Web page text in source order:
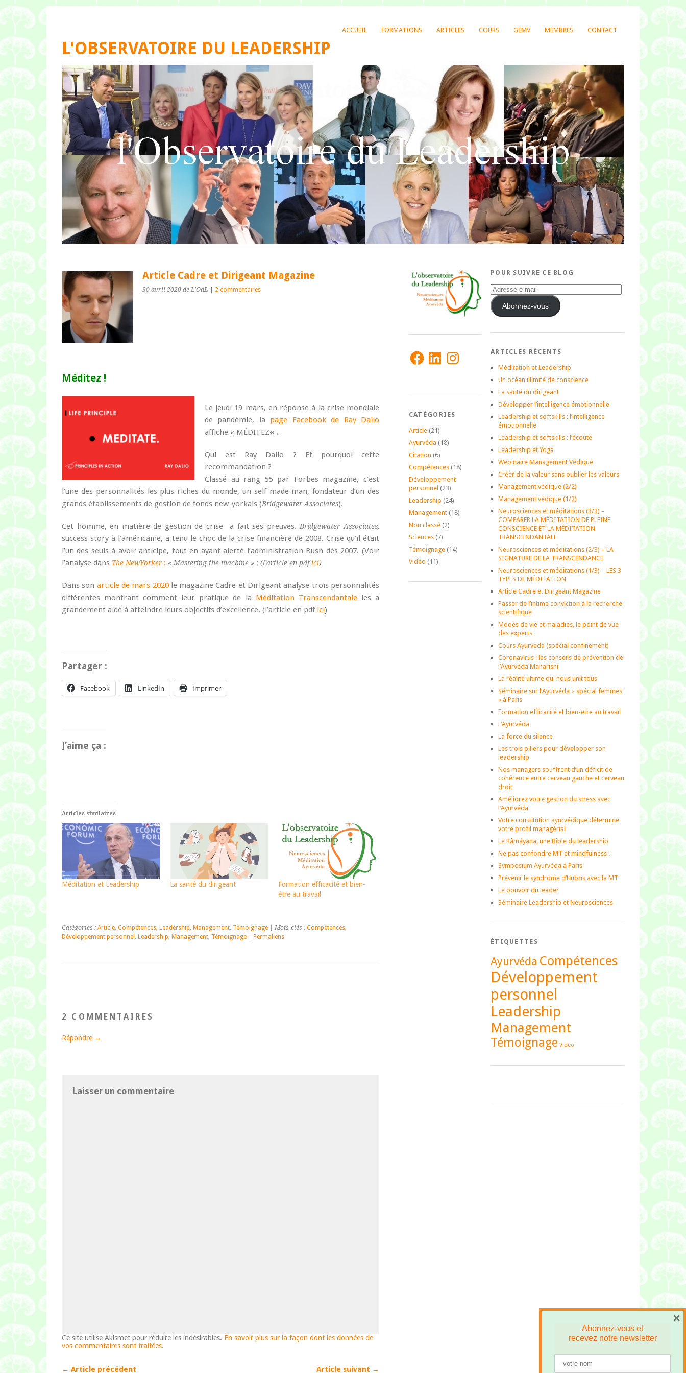
ACCUEIL FORMATIONS ARTICLES COURS GEMV MEMBRES CONTACT
L'OBSERVATOIRE DU LEADERSHIP
Article Cadre et Dirigeant Magazine
30 avril 2020 de L'OdL 2 commentaires
Méditez !
Le jeudi 19 mars, en réponse à la crise mondiale
de pandémie, la page Facebook de Ray Dalio
affiche « MÉDITEZ« .
Qui est Ray Dalio ? Et pourquoi cette
recommandation ?
Classé au rang 55 par Forbes magazine, c’est
l’une des personnalités les plus riches du monde, un self made man, fondateur d’un des
grands établissements de gestion de fonds new-yorkais (Bridgewater Associates).
Cet homme, en matière de gestion de crise a fait ses preuves.Bridgewater Associates,
success story à l’américaine, a tenu le choc de la crise financière de 2008. Crise qu’il était
l’un des seuls à avoir anticipé, tout en ayant alerté l’administration Bush dès 2007. (Voir
l’analyse dans The NewYorker: « Mastering the machine » ; (l’article en pdfici)
Dans son article de mars 2020le magazine Cadre et Dirigeant analyse trois personnalités
différentes montrant comment leur pratique de la Méditation Transcendantaleles a
grandement aidé à atteindre leurs objectifs d’excellence. (l’article en pdf ici)
Partager :
Facebook LinkedIn Imprimer
J’aime ça :
Articles similaires
Méditation et Leadership La santé du dirigeant
Formation efficacité et bien-
être au travail
Catégories : Article, Compétences, Leadership, Management, Témoignage | Mots-clés : Compétences,
Développement personnel , Leadership, Management, Témoignage Permaliens
2 COMMENTAIRES
Répondre →
Laisser un commentaire
Ce site utilise Akismet pour réduire les indésirables. En savoir plus sur la façon dont les données de
vos commentaires sont traitées.
← Article précédent Article suivant →
FacebookLinkedInInstagram
CATÉGORIES
Article(21)
Ayurvéda (18)
Citation (6)
Compétences(18)
Développement
personnel (23)
Leadership (24)
Management(18)
Non classé(2)
Sciences(7)
Témoignage(14)
Vidéo (11)
POUR SUIVRE CE BLOG
Adresse
e-
mail Abonnez-vous
ARTICLES RÉCENTS
Méditation et Leadership
Un océan illimité de conscience
La santé du dirigeant
Développer l’intelligence émotionnelle
Leadership et softskills : l’intelligence
émotionnelle
Leadership et softskills : l’écoute
Leadership et Yoga
Webinaire Management Védique
Créer de la valeur sans oublier les valeurs
Management védique (2/2)
Management védique (1/2)
Neurosciences et méditations (3/3) –
COMPARER LA MÉDITATION DE PLEINE
CONSCIENCE ET LA MÉDITATION
TRANSCENDANTALE
Neurosciences et méditations (2/3) – LA
SIGNATURE DE LA TRANSCENDANCE
Neurosciences et méditations (1/3) – LES 3
TYPES DE MÉDITATION
Article Cadre et Dirigeant Magazine
Passer de l’intime conviction à la recherche
scientifique
Modes de vie et maladies, le point de vue
des experts
Cours Ayurveda (spécial confinement)
Coronavirus : les conseils de prévention de
l’Ayurvéda Maharishi
La réalité ultime qui nous unit tous
Séminaire sur l’Ayurvéda « spécial femmes
» à Paris
Formation efficacité et bien-être au travail
L’Ayurvéda
La force du silence
Les trois piliers pour développer son
leadership
Nos managers souffrent d’un déficit de
cohérence entre cerveau gauche et cerveau
droit
Améliorez votre gestion du stress avec
l’Ayurvéda
Votre constitution ayurvédique détermine
votre profil managérial
Le Râmâyana, une Bible du leadership
Ne pas confondre MT et mindfulness !
Symposium Ayurvéda à Paris
Prévenir le syndrome d’Hubris avec la MT
Le pouvoir du leader
Séminaire Leadership et Neurosciences
ÉTIQUETTES
Ayurvéda Compétences
Développement
personnel
Leadership
Management
Témoignage Vidéo
Abonnez-vous et
recevez notre newsletter
×